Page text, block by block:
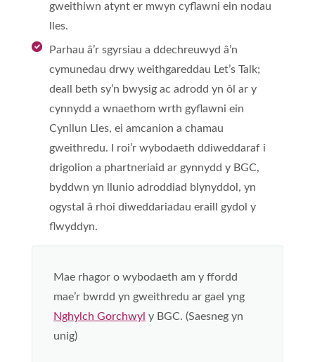
gweithiwn atynt er mwyn cyflawni ein nodau
lles.
Parhau â’r sgyrsiau a ddechreuwyd â’n
cymunedau drwy weithgareddau Let’s Talk;
deall beth sy’n bwysig ac adrodd yn ôl ar y
cynnydd a wnaethom wrth gyflawni ein
Cynllun Lles, ei amcanion a chamau
gweithredu. I roi’r wybodaeth ddiweddaraf i
drigolion a phartneriaid ar gynnydd y BGC,
byddwn yn llunio adroddiad blynyddol, yn
ogystal â rhoi diweddariadau eraill gydol y
flwyddyn.
Mae rhagor o wybodaeth am y ffordd
mae’r bwrdd yn gweithredu ar gael yng
Nghylch Gorchwyl y BGC. (Saesneg yn
unig)